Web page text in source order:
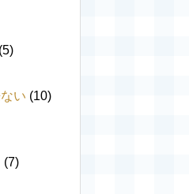
(5)
い (10)
(7)